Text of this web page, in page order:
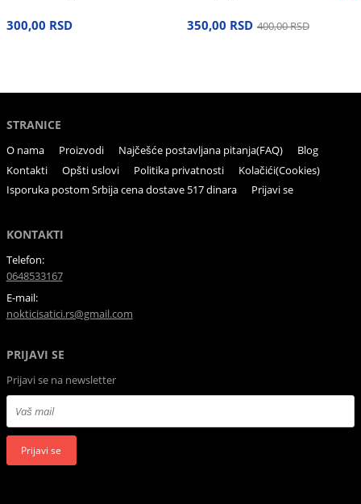
300,00 RSD 350,00 RSD 400,00 RSD
STRANICE
O nama Proizvodi Najčešće postavljana pitanja(FAQ)
Blog
Kontakti
Opšti uslovi Politika privatnosti
Kolačići(Cookies)
Isporuka postom Srbija cena dostave 517 dinara
Prijavi se
KONTAKTI
Telefon:
0648533167
E-mail:
nokticisatici.rs@gmail.com
PRIJAVI SE
Prijavi se na newsletter
Prijavi se